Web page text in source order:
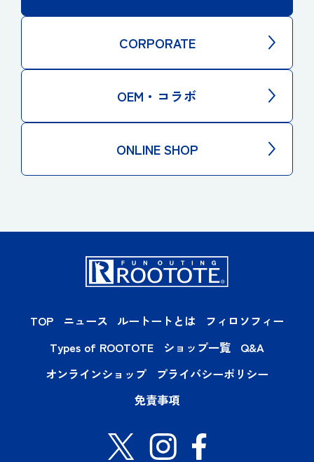
CORPORATE
OEM・コラボ
ONLINE SHOP
TOP ニュース ルートートとは
フィロソフィー
Types of ROOTOTE
ショップ一覧
Q&A
オンラインショップ
プライバシーポリシー
免責事項